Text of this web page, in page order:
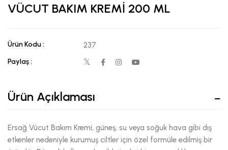
VÜCUT BAKIM KREMİ 200 ML
Ürün Kodu : 237
Paylaş :
Ürün Açıklaması
Ersağ Vücut Bakım Kremi, güneş, su veya soğuk hava gibi dış
etkenler nedeniyle kurumuş ciltler için özel formüle edilmiş bir